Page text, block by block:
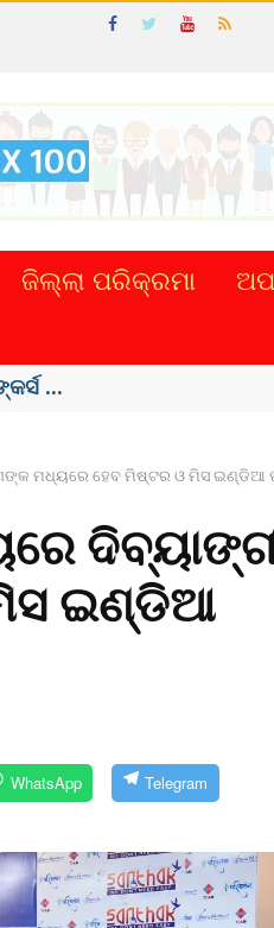
ଜିଲ୍ଲା ପରିକ୍ରମା
ମଧ୍ୟରେ ହେବ ମିଷ୍ଟର ଓ ମିସ ଇଣ୍ଡିଆ
ଇଣ୍ଡିଆ
WhatsApp Telegram